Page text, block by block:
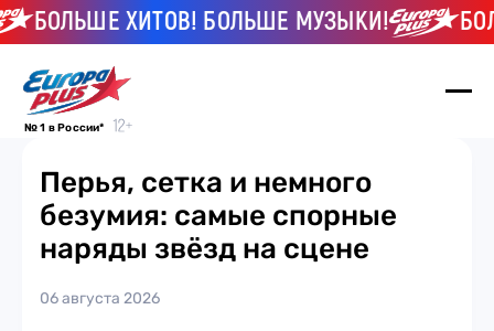
БОЛЬШЕ ХИТОВ! БОЛЬШЕ МУЗЫКИ!
№ 1 в России*
Перья, сетка и немного
безумия: самые спорные
наряды звёзд на сцене
06 августа 2026